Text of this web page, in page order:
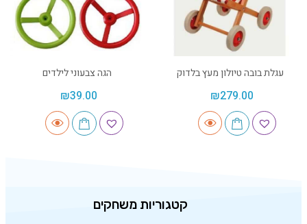
עגלת בובה טיולון מעץ בלדוק
₪279.00
הגה צבעוני לילדים
₪39.00
קטגוריות משחקים